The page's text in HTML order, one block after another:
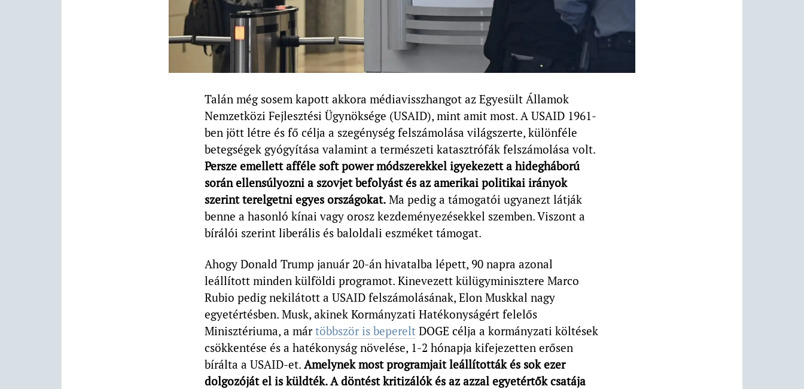
Talán még sosem kapott akkora médiavisszhangot az Egyesült Államok
Nemzetközi Fejlesztési Ügynöksége (USAID), mint amit most. A USAID 1961-
ben jött létre és fő célja a szegénység felszámolása világszerte, különféle
betegségek gyógyítása valamint a természeti katasztrófák felszámolása volt.
Persze emellett afféle soft power módszerekkel igyekezett a hidegháború
során ellensúlyozni a szovjet befolyást és az amerikai politikai irányok
szerint terelgetni egyes országokat. Ma pedig a támogatói ugyanezt látják
benne a hasonló kínai vagy orosz kezdeményezésekkel szemben. Viszont a
bírálói szerint liberális és baloldali eszméket támogat.
Ahogy Donald Trump január 20-án hivatalba lépett, 90 napra azonal
leállított minden külföldi programot. Kinevezett külügyminisztere Marco
Rubio pedig nekilátott a USAID felszámolásának, Elon Muskkal nagy
egyetértésben. Musk, akinek Kormányzati Hatékonyságért felelős
Minisztériuma, a mártöbbször is beperelt DOGE célja a kormányzati költések
csökkentése és a hatékonyság növelése, 1-2 hónapja kifejezetten erősen
bírálta a USAID-et. Amelynek most programjait leállították és sok ezer
dolgozóját el is küldték. A döntést kritizálók és az azzal egyetértők csatája